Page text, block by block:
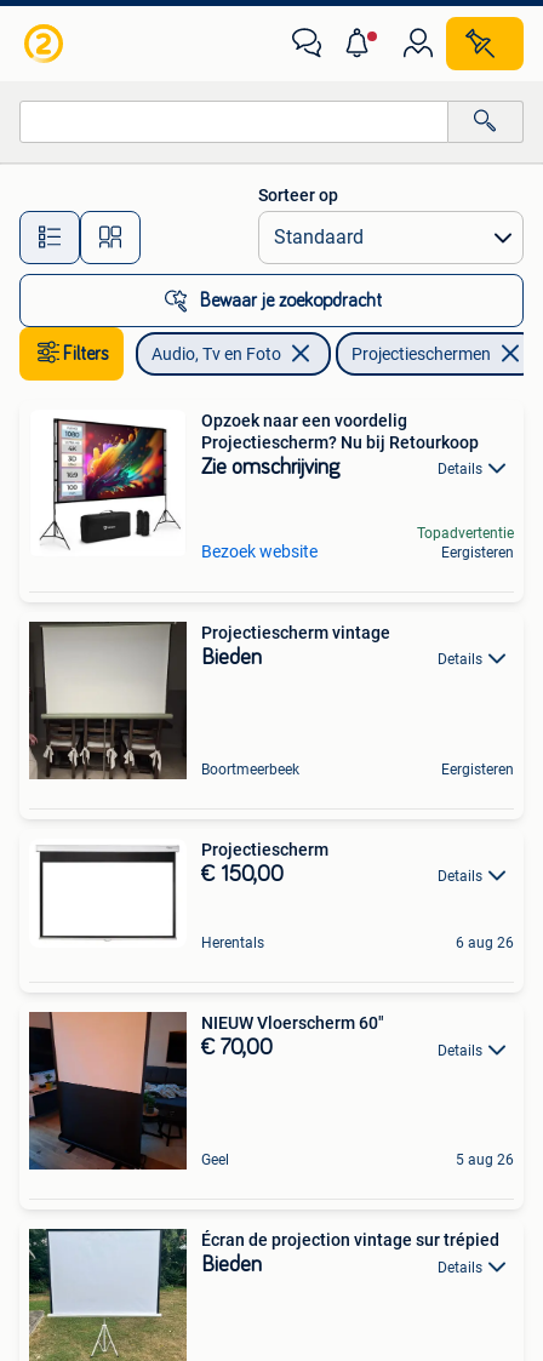
Alle afstanden…
Sorteer op
Bewaar je zoekopdracht
Filters Audio, Tv en Foto Projectieschermen
Opzoek naar een voordelig
Projectiescherm? Nu bij Retourkoop
Zie omschrijving Details
Bezoek website
Topadvertentie
Eergisteren
Projectiescherm vintage
Bieden Details
Boortmeerbeek Eergisteren
Projectiescherm
€ 150,00 Details
Herentals 6 aug 26
NIEUW Vloerscherm 60"
€ 70,00 Details
Geel 5 aug 26
Écran de projection vintage sur trépied
Bieden Details